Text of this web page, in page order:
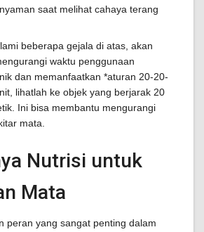
saat melihat cahaya terang
beberapa gejala di atas, akan
waktu penggunaan
dan memanfaatkan *aturan 20-20-
lihatlah ke objek yang berjarak 20
Ini bisa membantu mengurangi
mata.
Nutrisi untuk
Mata
peran yang sangat penting dalam